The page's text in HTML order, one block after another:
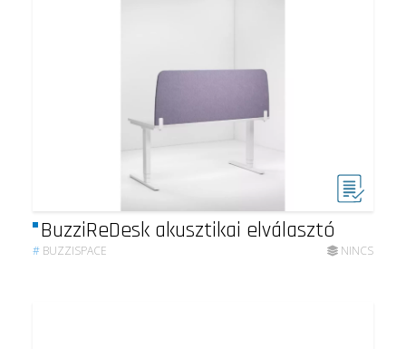
BuzziReDesk akusztikai elválasztó
# BUZZISPACE NINCS